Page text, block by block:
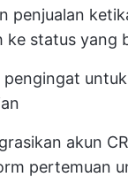
penjualan
ke status yang
pengingat
akun
pertemuan